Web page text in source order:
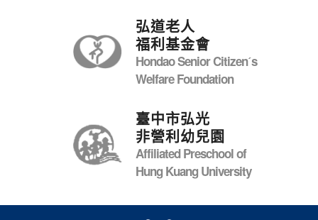
弘道老人
福利基金會
Hondao Senior Citizenˊs
Welfare Foundation
臺中市弘光
非營利幼兒園
Affiliated Preschool of
Hung Kuang University